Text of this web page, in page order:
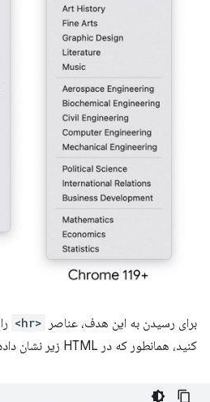
برای رسیدن به این هدف، عناصر <hr>
کنید، همانطور که در HTML زیر نشان داده شده است: